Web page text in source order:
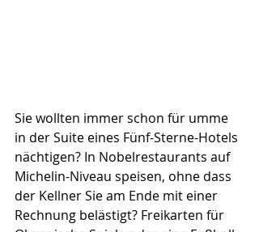
Sie wollten immer schon für umme
in der Suite eines Fünf-Sterne-Hotels
nächtigen? In Nobelrestaurants auf
Michelin-Niveau speisen, ohne dass
der Kellner Sie am Ende mit einer
Rechnung belästigt? Freikarten für